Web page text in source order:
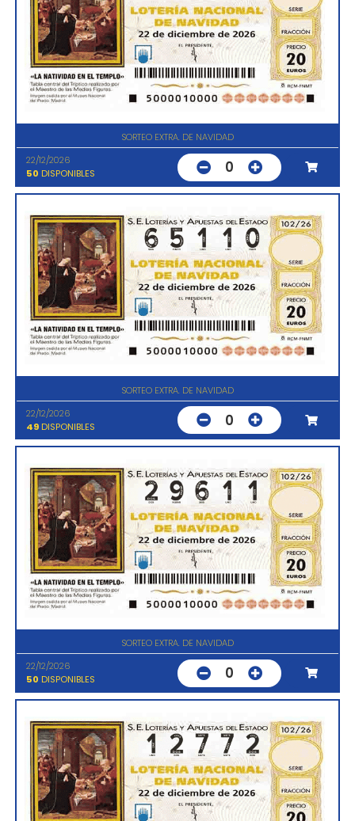
SORTEO EXTRA. DE NAVIDAD
22/12/2026
50 DISPONIBLES 0
SORTEO EXTRA. DE NAVIDAD
22/12/2026
49DISPONIBLES 0
SORTEO EXTRA. DE NAVIDAD
22/12/2026
50 DISPONIBLES 0